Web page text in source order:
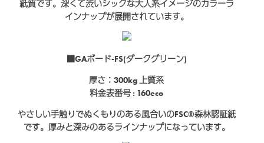
紙質です。深くて渋いシックな大人系イメージのカラーラ
インナップが展開されています。
■GAボード-FS(ダークグリーン)
厚さ：300kg 上質系
料金表番号 : 160eco
やさしい手触りでぬくもりのある風合いのFSC®森林認証紙
です。厚みと深みのあるラインナップになっています。